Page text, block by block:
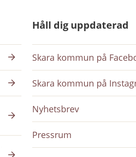
Håll dig uppdaterad
Skara kommun på
Skara kommun på
Nyhetsbrev
Pressrum